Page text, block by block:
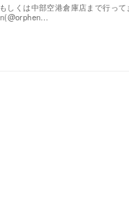
しくは中部空港倉庫店まで行っ